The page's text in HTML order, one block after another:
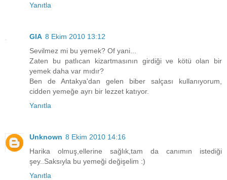
Yanıtla
GIA 8 Ekim 2010 13:12
Sevilmez mi bu yemek? Of yani...
Zaten bu patlıcan kizartmasının girdiği ve kötü olan bir
yemek daha var mıdır?
Ben de Antakya'dan gelen biber salçası kullanıyorum,
cidden yemeğe ayrı bir lezzet katıyor.
Yanıtla
Unknown 8 Ekim 2010 14:16
Harika olmuş,ellerine sağlık,tam da canımın istediği
şey..Saksıyla bu yemeği değişelim :)
Yanıtla